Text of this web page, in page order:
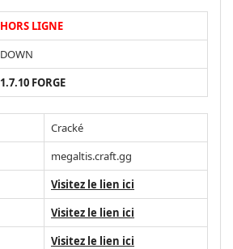
HORS LIGNE
DOWN
1.7.10 FORGE
Cracké
megaltis.craft.gg
Visitez le lien ici
Visitez le lien ici
Visitez le lien ici